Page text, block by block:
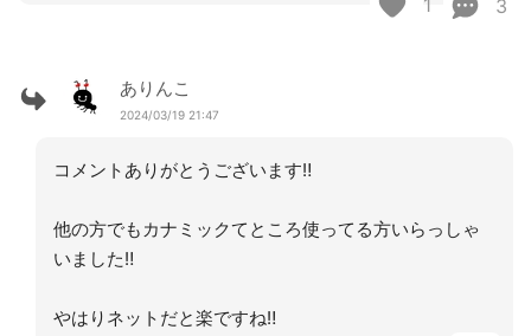
3
ありんこ
2024/03/19 21:47
コメントありがとうございます‼︎
他の方でもカナミックてところ使ってる方いらっしゃ
いました‼︎
やはりネットだと楽ですね‼︎